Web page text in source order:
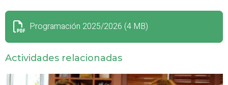
Programación 2025/2026 (4 MB)
Actividades relacionadas